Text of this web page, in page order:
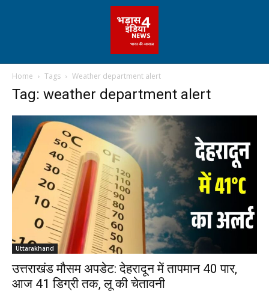
Home Tags Weather department alert
Tag: weather department alert
Uttarakhand
उत्तराखंड मौसम अपडेट: देहरादून में तापमान 40 पार,
आज 41 डिग्री तक, लू की चेतावनी